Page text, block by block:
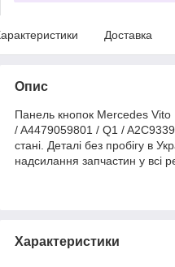
Доставка
Опис
Панель кнопок Mercedes
/ A4479059801 / Q1 /
стані. Деталі без пробігу в
надсилання запчастин у всі
Характеристики